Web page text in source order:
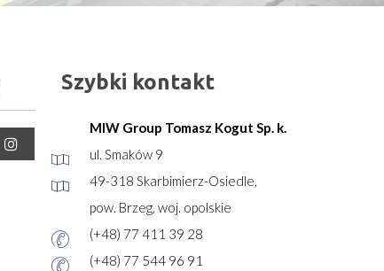
Szybki kontakt
MIW Group Tomasz Kogut Sp. k.
ul. Smaków 9
49-318 Skarbimierz-Osiedle,
pow. Brzeg, woj. opolskie
(+48) 77 411 39 28
(+48) 77 544 96 91